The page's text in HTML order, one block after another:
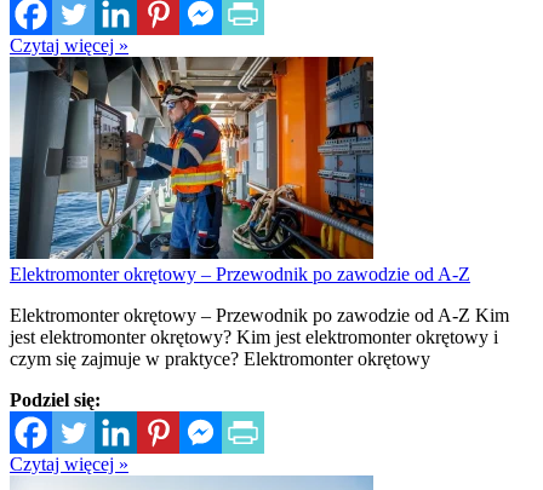
Czytaj więcej »
Elektromonter okrętowy – Przewodnik po zawodzie od A-Z
Elektromonter okrętowy – Przewodnik po zawodzie od A-Z Kim
jest elektromonter okrętowy? Kim jest elektromonter okrętowy i
czym się zajmuje w praktyce? Elektromonter okrętowy
Podziel się:
Czytaj więcej »